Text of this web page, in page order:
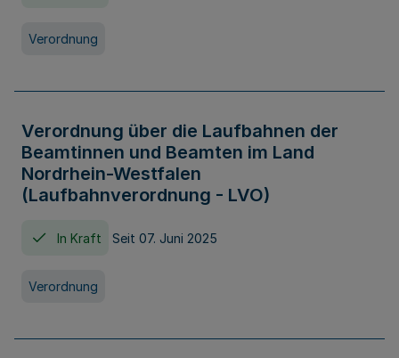
Verordnung
Verordnung über die Laufbahnen der
Beamtinnen und Beamten im Land
Nordrhein-Westfalen
(Laufbahnverordnung - LVO)
In Kraft Seit 07. Juni 2025
Verordnung